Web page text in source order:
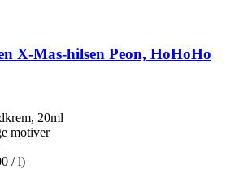
X-​Mas-​hilsen Peon, HoHoHo
20ml
motiver
/ l)